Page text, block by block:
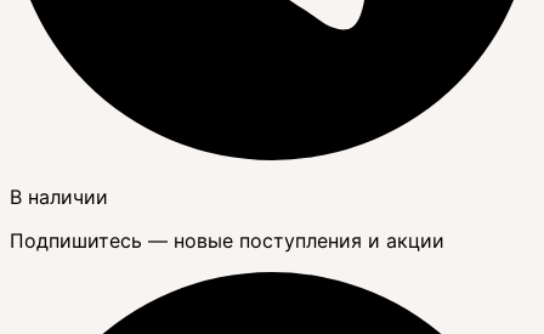
В наличии
Подпишитесь — новые поступления и акции